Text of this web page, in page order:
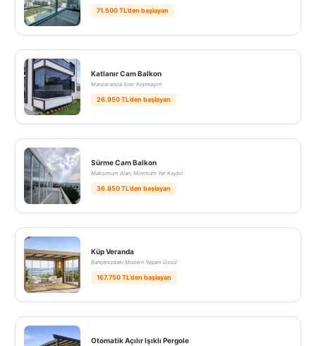
71.500 TL’den başlayan
Katlanır Cam Balkon
Manzaranıza Sınır Koymayın!
26.950 TL’den başlayan
Sürme Cam Balkon
Maksimum Alan, Minimum Yer Kaybı!
36.850 TL’den başlayan
Küp Veranda
Bahçenizdeki Modern Yaşam Üssü!
167.750 TL’den başlayan
Otomatik Açılır Işıklı Pergole